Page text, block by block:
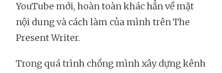
YouTube mới, hoàn toàn khác hẳn về mặt
nội dung và cách làm của mình trên The
Present Writer.
Trong quá trình chồng mình xây dựng kênh